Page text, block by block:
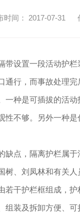
时间： 2017-07-31
带设置一段活动护
行，而事故处理
一种是可插拔的活
性不够。另外一种
点，隔离护栏属于
树、刘凤林和有关
若干护栏框组成，
组装及拆卸方便、